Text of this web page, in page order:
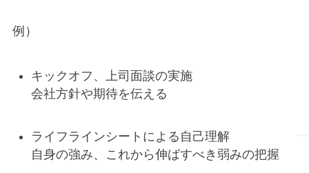
例）
キックオフ、上司面談の実施
会社方針や期待を伝える
ライフラインシートによる自己理解
自身の強み、これから伸ばすべき弱みの把握